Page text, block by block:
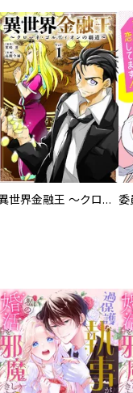
異世界金融王 ～クローネ・ゴルディオンの覇道～